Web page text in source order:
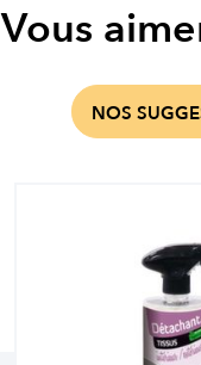
Vous
NOS